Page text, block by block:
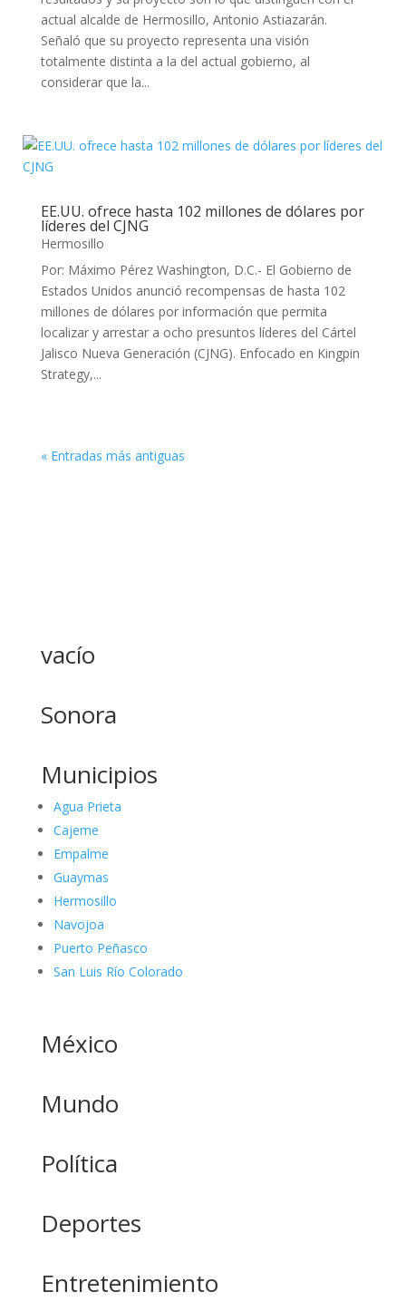
actual alcalde de Hermosillo, Antonio Astiazarán.
Señaló que su proyecto representa una visión
totalmente distinta a la del actual gobierno, al
considerar que la...
EE.UU. ofrece hasta 102 millones de dólares por
líderes del CJNG
Hermosillo
Por: Máximo Pérez Washington, D.C.- El Gobierno de
Estados Unidos anunció recompensas de hasta 102
millones de dólares por información que permita
localizar y arrestar a ocho presuntos líderes del Cártel
Jalisco Nueva Generación (CJNG). Enfocado en Kingpin
Strategy,...
« Entradas más antiguas
vacío
Sonora
Municipios
Agua Prieta
Cajeme
Empalme
Guaymas
Hermosillo
Navojoa
Puerto Peñasco
San Luis Río Colorado
México
Mundo
Política
Deportes
Entretenimiento